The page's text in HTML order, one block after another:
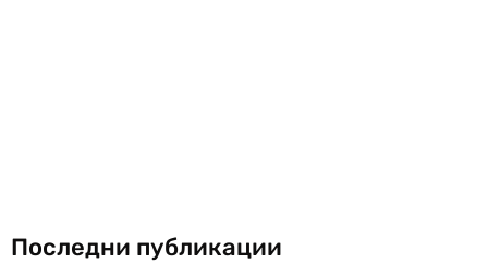
Последни публикации